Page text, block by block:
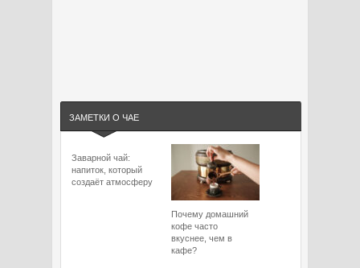
ЗАМЕТКИ О ЧАЕ
Заварной чай:
напиток, который
создаёт атмосферу
Почему домашний
кофе часто
вкуснее, чем в
кафе?